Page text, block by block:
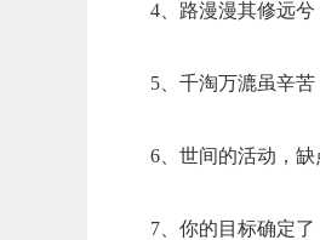
4、路漫漫其修远
5、千淘万漉虽辛
6、世间的活动，
7、你的目标确定